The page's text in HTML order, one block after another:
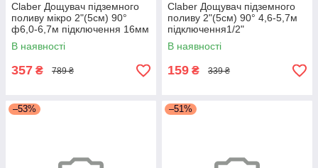
Claber Дощувач підземного
поливу мікро 2"(5см) 90°
ф6,0-6,7м підключення 16мм
COLIBRI
В наявності
357 ₴ 789 ₴
Claber Дощувач підземного
поливу 2"(5см) 90° 4,6-5,7м
підключення1/2"
В наявності
159 ₴ 339 ₴
–53% –51%